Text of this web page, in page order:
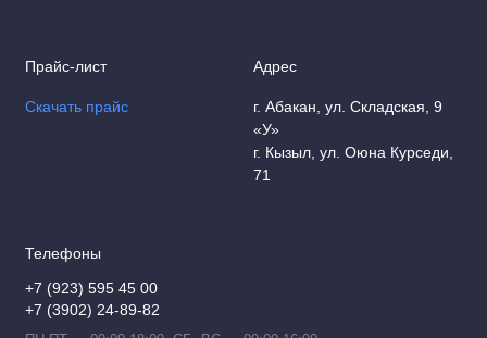
Прайс-лист
Скачать прайс
Адрес
г. Абакан, ул. Складская, 9
«У»
г. Кызыл, ул. Оюна Курседи,
71
Телефоны
+7 (923) 595 45 00
+7 (3902) 24-89-82